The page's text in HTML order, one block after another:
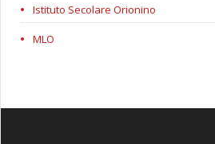
Istituto Secolare Orionino
MLO